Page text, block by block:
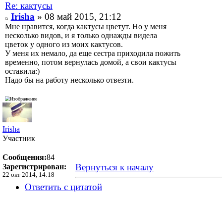
Re: кактусы
Irisha» 08 май 2015, 21:12
Мне нравится, когда кактусы цветут. Но у меня
несколько видов, и я только однажды видела
цветок у одного из моих кактусов.
У меня их немало, да еще сестра приходила пожить
временно, потом вернулась домой, а свои кактусы
оставила:)
Надо бы на работу несколько отвезти.
Irisha
Участник
Сообщения:84
Зарегистрирован:
22 окт 2014, 14:18
Вернуться к началу
Ответить с цитатой